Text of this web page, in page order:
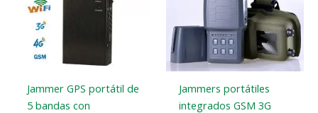
Jammer GPS portátil de
5 bandas con
Jammers portátiles
integrados GSM 3G